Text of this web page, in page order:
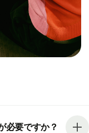
必要ですか？